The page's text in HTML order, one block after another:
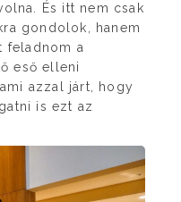
És itt nem csak
gondolok, hanem
feladnom a
eső elleni
azzal járt, hogy
is ezt az